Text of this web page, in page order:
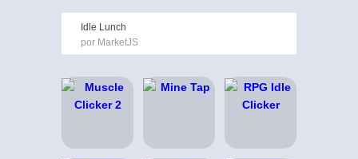
Idle Lunch
por MarketJS